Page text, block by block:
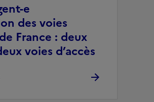
e
des voies
France : deux
voies d’accès